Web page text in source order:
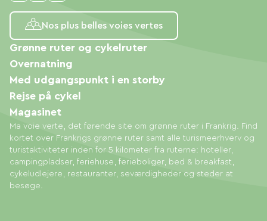
Nos plus belles voies vertes
Ma voie verte, det førende site om grønne ruter i Frankrig. Find
kortet over Frankrigs grønne ruter samt alle turismeerhverv og
turistaktiviteter inden for 5 kilometer fra ruterne: hoteller,
campingpladser, feriehuse, ferieboliger, bed & breakfast,
cykeludlejere, restauranter, seværdigheder og steder at
besøge.
Grønne ruter og cykelruter
Overnatning
Med udgangspunkt i en storby
Rejse på cykel
Magasinet